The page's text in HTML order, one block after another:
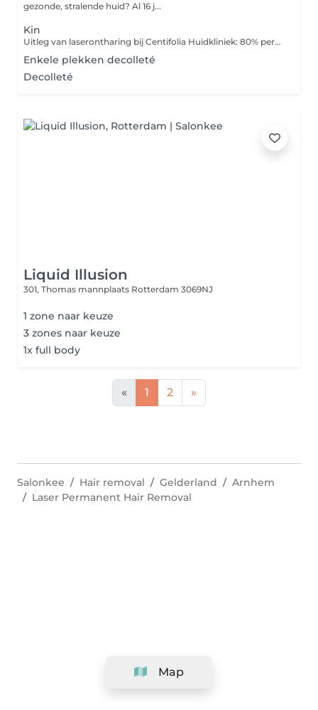
gezonde, stralende huid? Al 16 j...
Kin
Uitleg van laserontharing bij Centifolia Huidkliniek: 80% permanent verwijderd: de overige 20% worden lichte donshaartjes Geschikt voor elk huidtype: van lichte tot donkere huid Korte behandeltijd: 20-30 minuten, afhankelijk van het gebied. Korte hersteltijd: je kunt 2-3 dagen na de behandeling weer sporten
Enkele plekken decolleté
Decolleté
Liquid Illusion
301, Thomas mannplaats Rotterdam 3069NJ
1 zone naar keuze
3 zones naar keuze
1x full body
« 1 2 »
Map
Salonkee Hair removal Gelderland
Arnhem
Laser Permanent Hair Removal